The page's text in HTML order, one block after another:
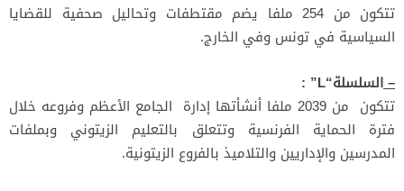
تتكون من 254 ملفا يضم مقتطفات وتحاليل صحفية للقضايا
السياسية في تونس وفي الخارج.
–السلسلة“L” :
تتكون من 2039 ملفا أنشأتها إدارة الجامع الأعظم وفروعه خلال
فترة الحماية الفرنسية وتتعلق بالتعليم الزيتوني وبملفات
المدرسين والإداريين والتلاميذ بالفروع الزيتونية.